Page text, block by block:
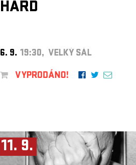
HARD
6. 9. 19:30, VELKÝ SÁL
VYPRODÁNO!
11. 9.